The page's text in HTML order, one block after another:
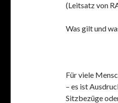
(Leitsatz von
Was gilt und
Für viele
– es ist
Sitzbezüge